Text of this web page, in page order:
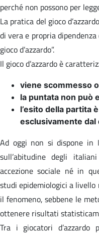
perché non possono per
La pratica del gioco
di vera e propria
gioco d’azzardo”.
Il gioco d’azzardo è
viene scommesso
la puntata non può
l’esito della partita
esclusivamente
Ad oggi non si dispone in
sull’abitudine degli
accezione sociale né in
studi epidemiologici a
il fenomeno, sebbene le
ottenere risultati
Tra i giocatori d’azzardo